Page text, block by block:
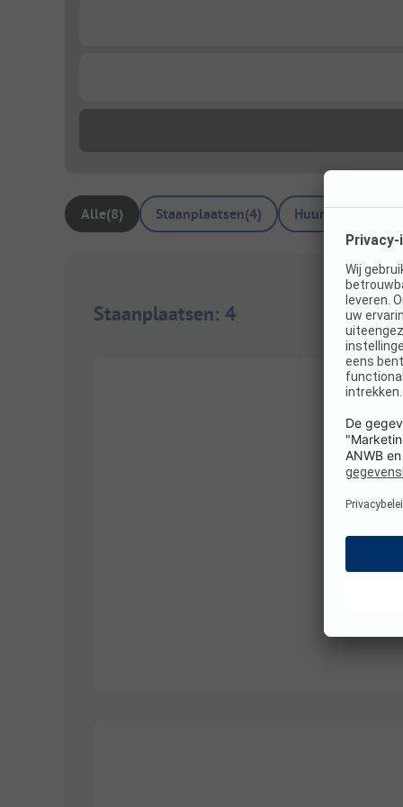
Alle(8) Staanplaatsen(4)
Staanplaatsen: 4 1/10